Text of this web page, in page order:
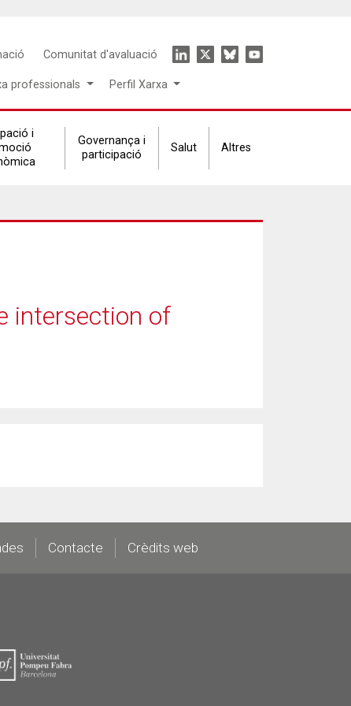
Comunitat d'avaluació
Icon
menu
professionals Perfil Xarxa
i
Governança i
participació
Salut Altres
intersection of
Contacte Crèdits web